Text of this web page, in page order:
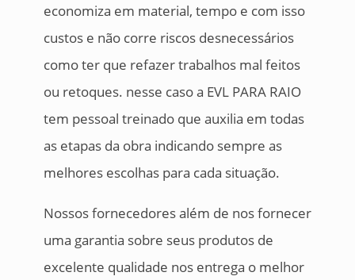
economiza em material, tempo e com isso
custos e não corre riscos desnecessários
como ter que refazer trabalhos mal feitos
ou retoques. nesse caso a EVL PARA RAIO
tem pessoal treinado que auxilia em todas
as etapas da obra indicando sempre as
melhores escolhas para cada situação.
Nossos fornecedores além de nos fornecer
uma garantia sobre seus produtos de
excelente qualidade nos entrega o melhor